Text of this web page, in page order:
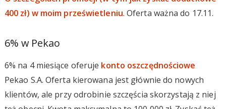
400 zł) w moim prześwietleniu. Oferta ważna do 17.11.
6% w Pekao
6% na 4 miesiące oferuje konto oszczędnościowe
Pekao S.A. Oferta kierowana jest głównie do nowych
klientów, ale przy odrobinie szczęścia skorzystają z niej